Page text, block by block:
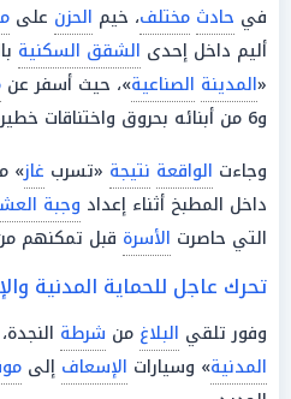
في حادث مختلف، خيم الحزن على
أليم داخل إحدى الشقق السكنية
«المدينة الصناعية»، حيث أسفر عن
و6 من أبنائه بحروق واختناقات خطيرة.
وجاءت الواقعة نتيجة «تسرب غاز»
داخل المطبخ أثناء إعداد وجبة
التي حاصرت الأسرة قبل تمكنهم
تحرك عاجل للحماية المدنية
وفور تلقي البلاغ من شرطة
المدنية» وسيارات الإسعاف إلى